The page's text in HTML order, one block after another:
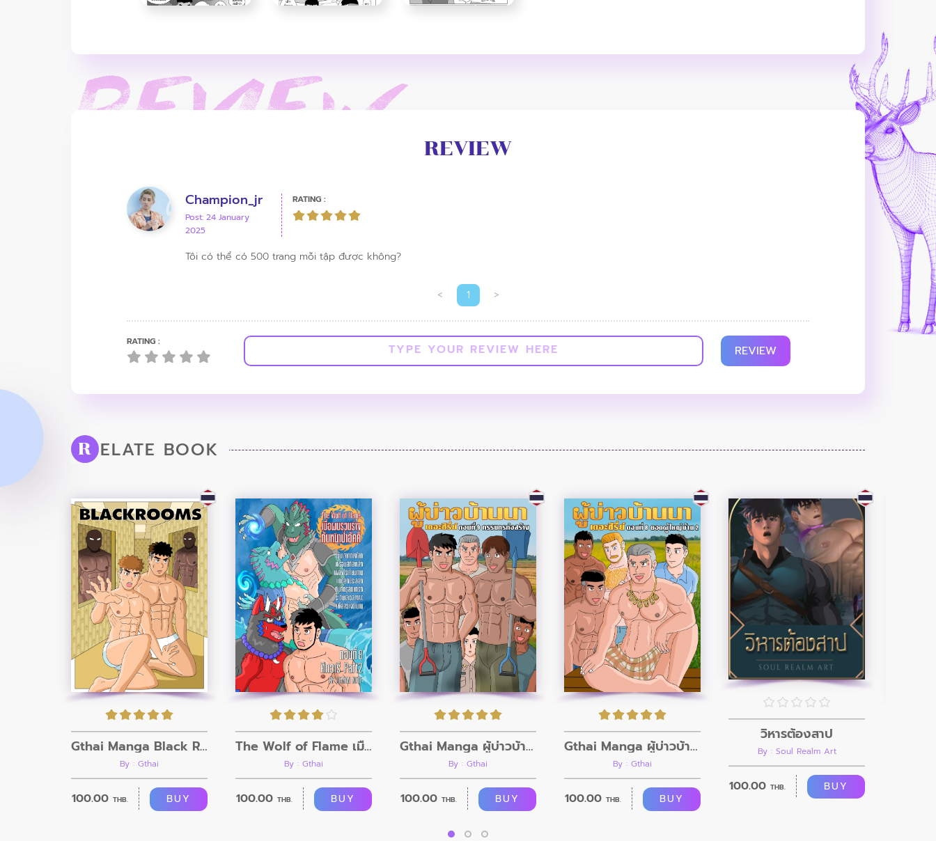
REVIEW
Champion_jr
Post: 24 January
2025
RATING :
Tôi có thể có 500 trang mỗi tập được không?
< 1 >
RATING :
REVIEW
R ELATE BOOK
Gthai Manga Black Rooms
By : Gthai
100.00 THB. BUY
The Wolf of Flame เมื่อผมรวมร่างกับหมาป่าอัคคี ตอนที่8
By : Gthai
100.00 THB. BUY
Gthai Manga ผู้บ่าวบ้านนา ตอนที่ 9 กรรมกรก่อสร้าง
By : Gthai
100.00 THB. BUY
Gthai Manga ผู้บ่าวบ้านนา ตอนที่8
By : Gthai
100.00 THB. BUY
วิหารต้องสาป
By : Soul Realm Art
100.00 THB. BUY